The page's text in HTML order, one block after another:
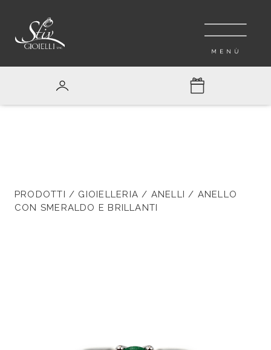
PRODOTTI / GIOIELLERIA / ANELLI / ANELLO
CON SMERALDO E BRILLANTI